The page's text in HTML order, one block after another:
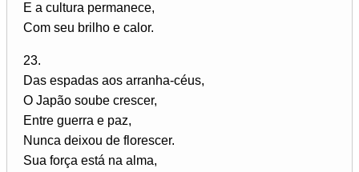
E a cultura permanece,
Com seu brilho e calor.
23.
Das espadas aos arranha-céus,
O Japão soube crescer,
Entre guerra e paz,
Nunca deixou de florescer.
Sua força está na alma,